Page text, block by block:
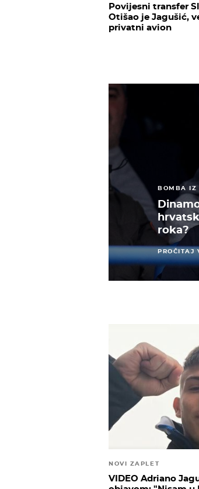
Povijesni transfer
Otišao je Jagušić,
privatni avion
BOMBA IZ
roka?
PROČITAJ
NOVI ZAPLET
VIDEO Adriano